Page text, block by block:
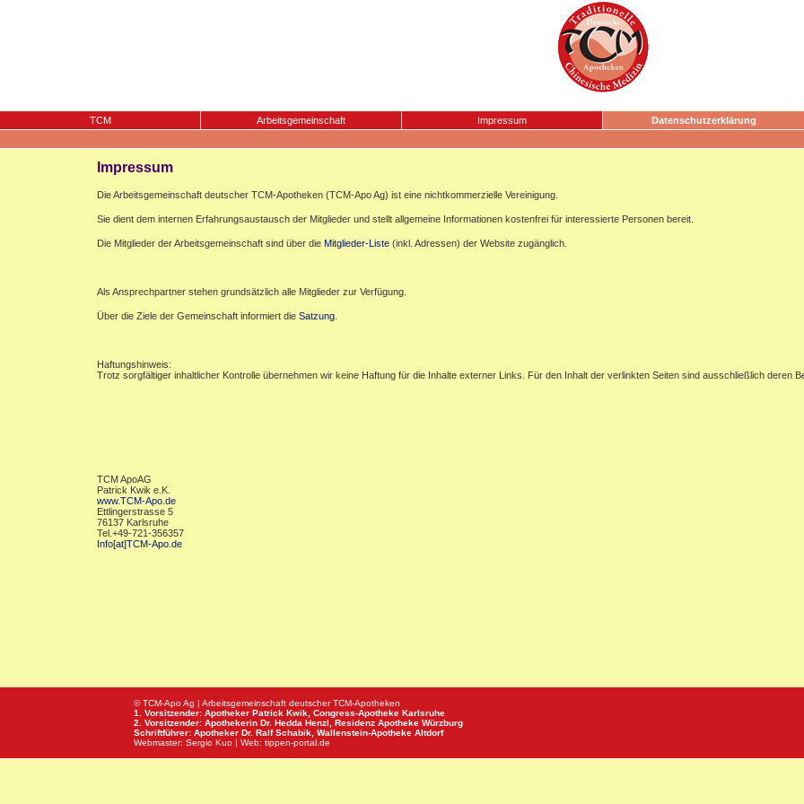
TCM Arbeitsgemeinschaft Impressum Datenschutzerklärung
Impressum
Die Arbeitsgemeinschaft deutscher TCM-Apotheken (TCM-Apo Ag) ist eine nichtkommerzielle Vereinigung.
Sie dient dem internen Erfahrungsaustausch der Mitglieder und stellt allgemeine Informationen kostenfrei für interessierte Personen bereit.
Die Mitglieder der Arbeitsgemeinschaft sind über die Mitglieder-Liste (inkl. Adressen) der Website zugänglich.
Als Ansprechpartner stehen grundsätzlich alle Mitglieder zur Verfügung.
Über die Ziele der Gemeinschaft informiert die Satzung
Haftungshinweis:
Trotz sorgfältiger inhaltlicher Kontrolle übernehmen wir keine Haftung für die Inhalte externer Links. Für den Inhalt der verlinkten Seiten sind ausschließlich deren
TCM ApoAG
Patrick Kwik e.K.
www.TCM-Apo.de
Ettlingerstrasse 5
76137 Karlsruhe
Tel.+49-721-356357
Info[at]TCM-Apo.de
© TCM-Apo Ag | Arbeitsgemeinschaft deutscher TCM-Apotheken
1. Vorsitzender: Apotheker Patrick Kwik, Congress-Apotheke Karlsruhe
2. Vorsitzender: Apothekerin Dr. Hedda Henzl, Residenz Apotheke Würzburg
Schriftführer: Apotheker Dr. Ralf Schabik, Wallenstein-Apotheke Altdorf
Webmaster: Sergio Kuo | Web: tippen-portal.de